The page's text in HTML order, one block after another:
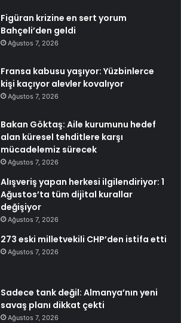
Figüran krizine en sert yorum
Bahçeli’den geldi
Ağustos 7, 2026
Fransa kabusu yaşıyor: Yüzbinlerce
kişi kaçıyor alevler kovalıyor
Ağustos 7, 2026
Bakan Göktaş: Aile kurumunu hedef
alan küresel tehditlere karşı
mücadelemiz sürecek
Ağustos 7, 2026
Alışveriş yapan herkesi ilgilendiriyor: 1
Ağustos’ta tüm dijital kurallar
değişiyor
Ağustos 7, 2026
273 eski milletvekili CHP’den istifa etti
Ağustos 7, 2026
Sadece tank değil: Almanya’nın yeni
savaş planı dikkat çekti
Ağustos 7, 2026